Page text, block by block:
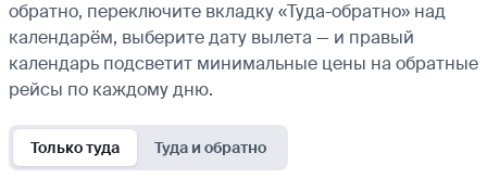
обратно, переключите вкладку «Туда-обратно» над
календарём, выберите дату вылета — и правый
календарь подсветит минимальные цены на обратные
рейсы по каждому дню.
Только туда Туда и обратно